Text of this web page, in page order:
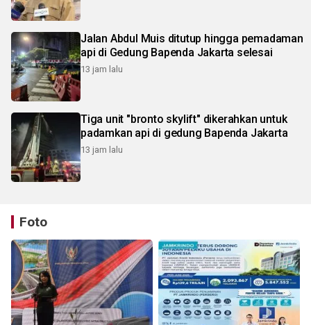
Jalan Abdul Muis ditutup hingga pemadaman
api di Gedung Bapenda Jakarta selesai
13 jam lalu
Tiga unit "bronto skylift" dikerahkan untuk
padamkan api di gedung Bapenda Jakarta
13 jam lalu
Foto